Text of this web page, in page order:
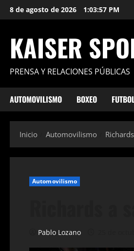
Saltar
al
8 de agosto de 2026 1:03:58 PM
KAISER
PRENSA Y RELACIONES PÚBLICAS
AUTOMOVILISMO BOXEO
Inicio Automovilismo
Automovilismo
Pablo Lozano